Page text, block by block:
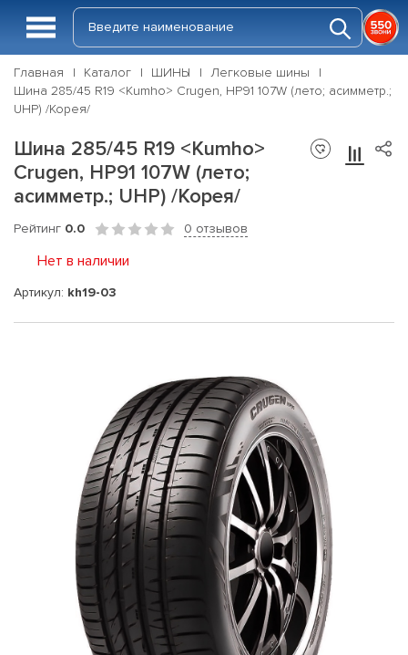
Главная Каталог ШИНЫ
Легковые шины
Шина 285/45 R19 <Kumho> Crugen, HP91 107W (лето; асимметр.;
UHP) /Корея/
Шина 285/45 R19 <Kumho>
Crugen, HP91 107W (лето;
асимметр.; UHP) /Корея/
Рейтинг 0.0 0 отзывов
Нет в наличии
Артикул: kh19-03